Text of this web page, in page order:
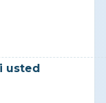
Soli
usted